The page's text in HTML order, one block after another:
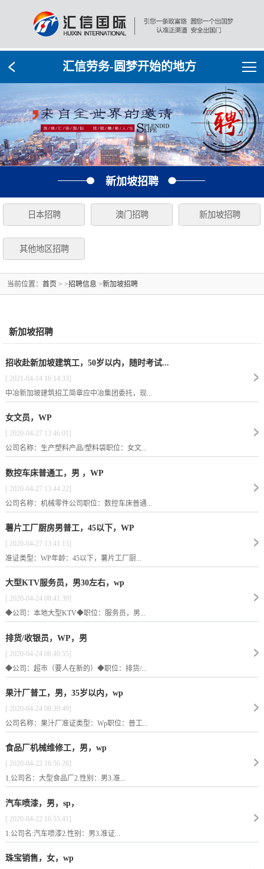
汇信劳务-圆梦开始的地方
新加坡招聘
日本招聘 澳门招聘 新加坡招聘
其他地区招聘
当前位置： 首页 > >招聘信息 >新加坡招聘
新加坡招聘
招收赴新加坡建筑工，50岁以内，随时考试...
[ 2021-04-14 16:14:33]
中冶新加坡建筑招工简章应中冶集团委托，现...
女文员，WP
[ 2020-04-27 13:46:01]
公司名称：生产塑料产品/塑料袋职位：女文...
数控车床普通工，男 ，WP
[ 2020-04-27 13:44:22]
公司名称：机械零件公司职位：数控车床普通...
薯片工厂厨房男普工，45以下，WP
[ 2020-04-27 13:41:13]
准证类型：WP年龄：45以下，薯片工厂厨...
大型KTV服务员，男30左右，wp
[ 2020-04-24 08:41:39]
◆公司：本地大型KTV◆职位：服务员，男...
排货/收银员，WP，男
[ 2020-04-24 08:40:55]
◆公司：超市（要人在新的）◆职位：排货/...
果汁厂普工，男，35岁以内，wp
[ 2020-04-24 08:39:49]
公司名称：果汁厂准证类型：Wp职位：普工...
食品厂机械维修工，男，wp
[ 2020-04-22 16:56:28]
1.公司名：大型食品厂2.性别：男3.准...
汽车喷漆，男，sp，
[ 2020-04-22 16:55:41]
1.公司名:汽车喷漆2.性别：男3.准证...
珠宝销售，女，wp